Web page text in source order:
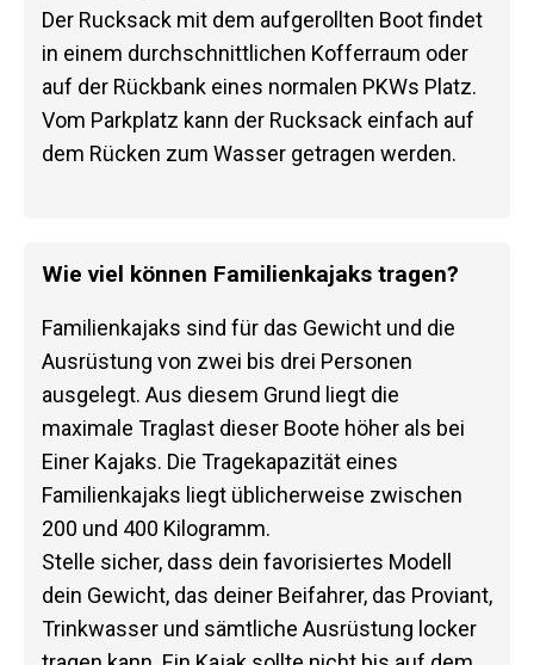
Der Rucksack mit dem aufgerollten Boot findet
in einem durchschnittlichen Kofferraum oder
auf der Rückbank eines normalen PKWs Platz.
Vom Parkplatz kann der Rucksack einfach auf
dem Rücken zum Wasser getragen werden.
Wie viel können Familienkajaks tragen?
Familienkajaks sind für das Gewicht und die
Ausrüstung von zwei bis drei Personen
ausgelegt. Aus diesem Grund liegt die
maximale Traglast dieser Boote höher als bei
Einer Kajaks. Die Tragekapazität eines
Familienkajaks liegt üblicherweise zwischen
200 und 400 Kilogramm.
Stelle sicher, dass dein favorisiertes Modell
dein Gewicht, das deiner Beifahrer, das Proviant,
Trinkwasser und sämtliche Ausrüstung locker